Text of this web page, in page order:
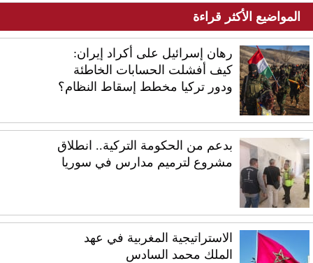
المواضيع الأكثر قراءة
رهان إسرائيل على أكراد إيران:
كيف أفشلت الحسابات الخاطئة
ودور تركيا مخطط إسقاط النظام؟
بدعم من الحكومة التركية.. انطلاق
مشروع لترميم مدارس في سوريا
الاستراتيجية المغربية في عهد
الملك محمد السادس